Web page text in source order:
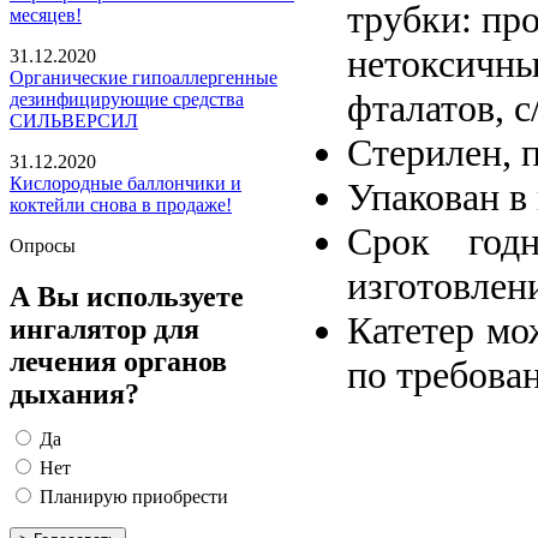
месяцев!
31.12.2020
Органические гипоаллергенные
дезинфицирующие средства
СИЛЬВЕРСИЛ
31.12.2020
Кислородные баллончики и
коктейли снова в продаже!
Опросы
А Вы используете
ингалятор для
лечения органов
дыхания?
Да
Нет
Планирую приобрести
трубки:
фталатов,
Стерилен,
Упакован
Срок
Катетер
по